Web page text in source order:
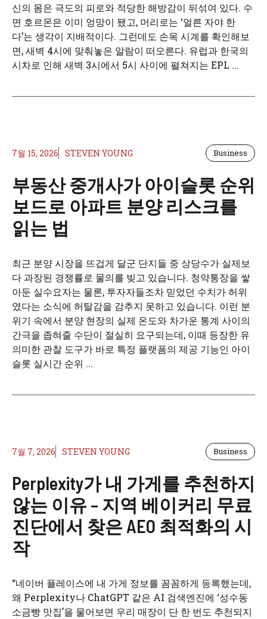
신의 몸은 극도의 피로와 적당한 해방감이 뒤섞여 있다. 수
면 호르몬은 이미 엉망이 됐고, 머리로는 ‘얼른 자야 한
다’는 생각이 지배적이다. 그런데도 손목 시계를 확인해보
면, 새벽 4시에 맞춰놓은 알람이 떠오른다. 유럽과 한국의
시차로 인해 새벽 3시에서 5시 사이에 펼쳐지는 EPL ...
7월 15, 2026 STEVEN YOUNG Business
부동산 중개사가 아이슬롯 순위
보드로 아파트 분양 리스크를
읽는 법
최근 분양 시장을 뜨겁게 달군 단지들 중 상당수가 실제보
다 과장된 경쟁률로 물의를 빚고 있습니다. 청약통장을 쌓
아둔 실수요자는 물론, 투자자들조차 믿었던 수치가 허위
였다는 소식에 허탈감을 감추지 못하고 있습니다. 이런 분
위기 속에서 분양 현장의 실제 온도와 차가운 통계 사이의
간극을 좁혀줄 수단이 절실히 요구되는데, 이때 등장한 유
의미한 관찰 도구가 바로 특정 플랫폼의 제공 기능인 아이
슬롯 실시간 순위 ...
7월 7, 2026 STEVEN YOUNG Business
Perplexity가 내 가게를 추천하지
않는 이유 – 지역 베이커리 무료
진단에서 찾은 AEO 최적화의 시
작
“네이버 플레이스에 내 가게 정보를 꼼꼼하게 등록했는데,
왜 Perplexity나 ChatGPT 같은 AI 검색엔진에 ‘성수동
소금빵 맛집’을 물어보면 우리 매장이 단 한 번도 추천되지